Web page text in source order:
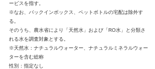
ービスを指す。
※なお、バックインボックス、ペットボトルの宅配は除外す
る。
そのうち、農水省により「天然水」および「RO水」と分類さ
れる水を調査対象とする。
※天然水：ナチュラルウォーター、ナチュラルミネラルウォー
ターを含む総称
性別：指定なし